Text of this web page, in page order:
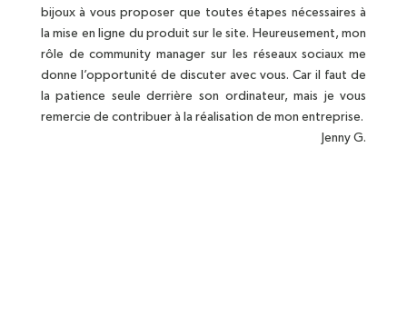
bijoux à vous proposer que toutes étapes nécessaires à
la mise en ligne du produit sur le site. Heureusement, mon
rôle de community manager sur les réseaux sociaux me
donne l’opportunité de discuter avec vous. Car il faut de
la patience seule derrière son ordinateur, mais je vous
remercie de contribuer à la réalisation de mon entreprise.
Jenny G.